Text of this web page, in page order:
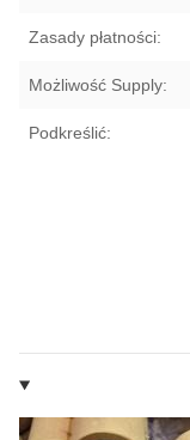
Zasady płatności:
Możliwość Supply:
Podkreślić: